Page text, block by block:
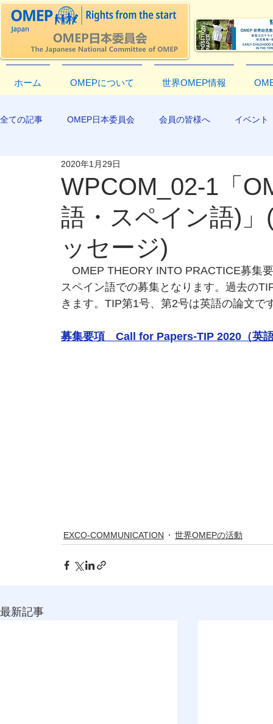
ホーム OMEPについて 世界OMEP情報
全ての記事 OMEP日本委員会 会員の皆様へ イベント
EXCO-COMMUNICATION
WPCOM_02-1「
語・スペイン語)
ッセージ)
2020年1月29日
OMEP THEORY INTO PRACTICE募集
スペイン語での募集となります。過去の
きます。TIP第1号、第2号は英語の論文で
募集要項　Call for Papers-TIP 2020（英
EXCO-COMMUNICATION 世界OMEPの活動
最新記事